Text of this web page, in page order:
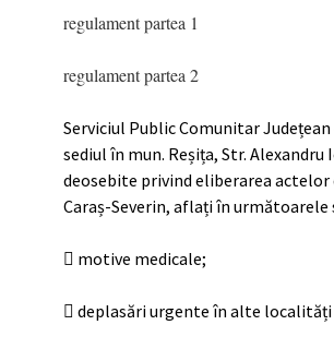
regulament partea 1
regulament partea 2
Serviciul Public Comunitar
sediul în mun. Reșița, Str.
deosebite privind eliberarea
Caraș-Severin, aflați în următoarele
 motive medicale;
 deplasări urgente în alte localități